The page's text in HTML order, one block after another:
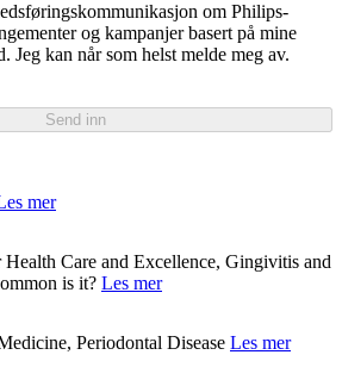
om Philips-
og kampanjer basert på mine
Jeg kan når som helst melde meg av.
Send inn
mer
Care and Excellence, Gingivitis and
is it? Les mer
Periodontal Disease Les mer